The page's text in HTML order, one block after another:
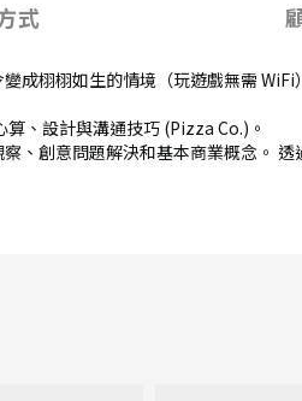
式
成栩栩如生的情境（玩遊戲無需
、設計與溝通技巧 (Pizza Co.)。
、創意問題解決和基本商業概念。